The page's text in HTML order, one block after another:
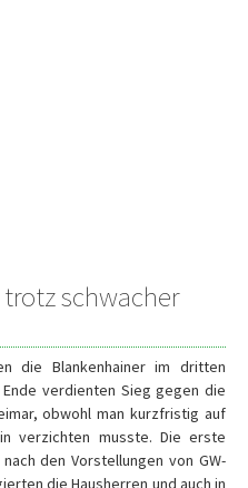
schwacher
die Blankenhainer im dritten
verdienten Sieg gegen die
obwohl man kurzfristig auf
verzichten musste. Die erste
den Vorstellungen von GW-
die Hausherren und auch in